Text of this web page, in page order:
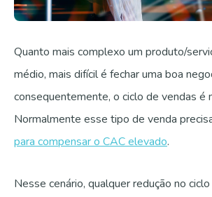
Quanto mais complexo um produto/
médio, mais difícil é fechar uma boa
consequentemente, o ciclo de vendas é
Normalmente esse tipo de venda
para compensar o CAC elevado.
Nesse cenário, qualquer redução no